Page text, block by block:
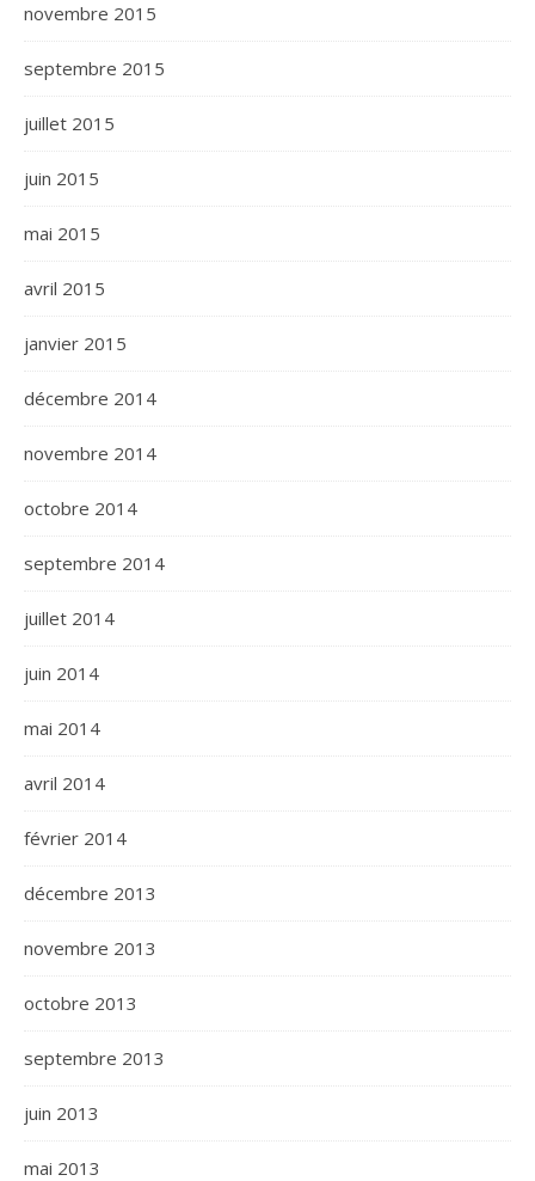
novembre 2015
septembre 2015
juillet 2015
juin 2015
mai 2015
avril 2015
janvier 2015
décembre 2014
novembre 2014
octobre 2014
septembre 2014
juillet 2014
juin 2014
mai 2014
avril 2014
février 2014
décembre 2013
novembre 2013
octobre 2013
septembre 2013
juin 2013
mai 2013